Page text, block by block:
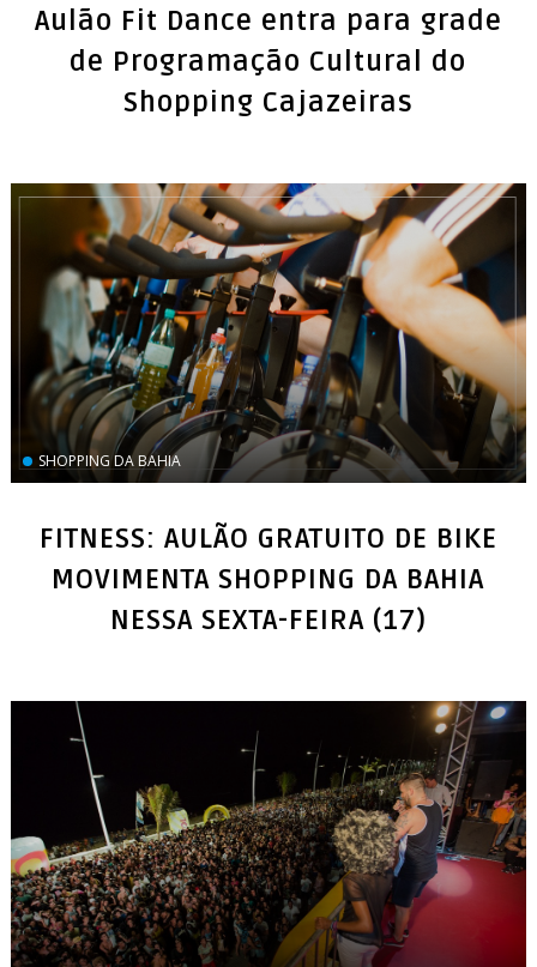
Aulão Fit Dance entra para grade
de Programação Cultural do
Shopping Cajazeiras
SHOPPING DA BAHIA
FITNESS: AULÃO GRATUITO DE BIKE
MOVIMENTA SHOPPING DA BAHIA
NESSA SEXTA-FEIRA (17)